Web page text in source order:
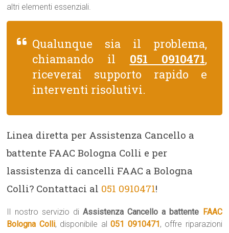
altri elementi essenziali.
Qualunque sia il problema,
chiamando il 051 0910471,
riceverai supporto rapido e
interventi risolutivi.
Linea diretta per Assistenza Cancello a
battente FAAC Bologna Colli e per
lassistenza di cancelli FAAC a Bologna
Colli? Contattaci al 051 0910471!
Il nostro servizio di Assistenza Cancello a battente FAAC
Bologna Colli, disponibile al051 0910471, offre riparazioni